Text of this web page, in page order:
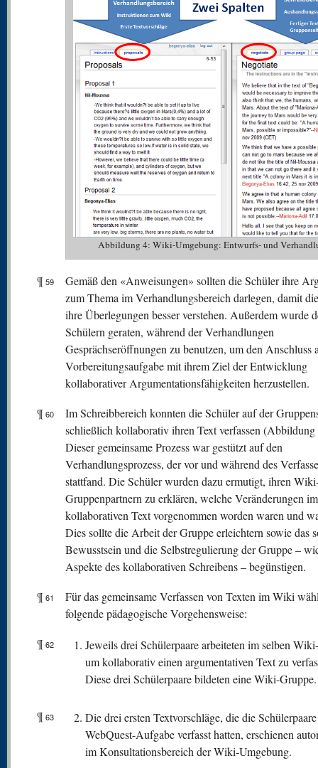
Abbildung 4: Wiki-Umgebung: Entwurfs- und
¶ 59
Gemäß den «Anweisungen» sollten die Schüler ihre
zum Thema im Verhandlungsbereich darlegen, damit
ihre Überlegungen besser verstehen. Außerdem wurde
Schülern geraten, während der Verhandlungen
Gesprächseröffnungen zu benutzen, um den Anschluss
Vorbereitungsaufgabe mit ihrem Ziel der Entwicklung
kollaborativer Argumentationsfähigkeiten herzustellen.
¶ 60
Im Schreibbereich konnten die Schüler auf der
schließlich kollaborativ ihren Text verfassen (Abbildung
Dieser gemeinsame Prozess war gestützt auf den
Verhandlungsprozess, der vor und während des
stattfand. Die Schüler wurden dazu ermutigt, ihren
Gruppenpartnern zu erklären, welche Veränderungen im
kollaborativen Text vorgenommen worden waren und
Dies sollte die Arbeit der Gruppe erleichtern sowie das
Bewusstsein und die Selbstregulierung der Gruppe –
Aspekte des kollaborativen Schreibens – begünstigen.
¶ 61
Für das gemeinsame Verfassen von Texten im Wiki
folgende pädagogische Vorgehensweise:
¶ 62
Jeweils drei Schülerpaare arbeiteten im selben
um kollaborativ einen argumentativen Text zu
Diese drei Schülerpaare bildeten eine Wiki-Gruppe.
¶ 63
Die drei ersten Textvorschläge, die die
WebQuest-Aufgabe verfasst hatten, erschienen
im Konsultationsbereich der Wiki-Umgebung.